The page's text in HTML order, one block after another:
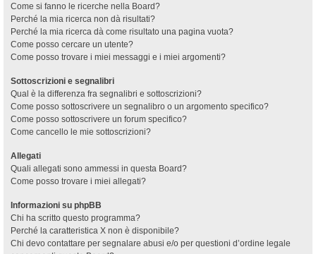
Come si fanno le ricerche nella Board?
Perché la mia ricerca non dà risultati?
Perché la mia ricerca dà come risultato una pagina vuota?
Come posso cercare un utente?
Come posso trovare i miei messaggi e i miei argomenti?
Sottoscrizioni e segnalibri
Qual è la differenza fra segnalibri e sottoscrizioni?
Come posso sottoscrivere un segnalibro o un argomento specifico?
Come posso sottoscrivere un forum specifico?
Come cancello le mie sottoscrizioni?
Allegati
Quali allegati sono ammessi in questa Board?
Come posso trovare i miei allegati?
Informazioni su phpBB
Chi ha scritto questo programma?
Perché la caratteristica X non è disponibile?
Chi devo contattare per segnalare abusi e/o per questioni d’ordine legale